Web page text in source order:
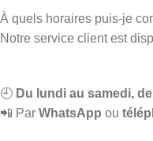
À quels horaires puis-je
Notre service client est
🕘 Du lundi au samedi,
📲 Par WhatsApp ou